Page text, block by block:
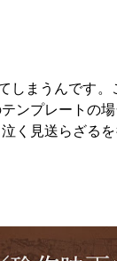
しまうんです
ンプレートの
く見送らざるを